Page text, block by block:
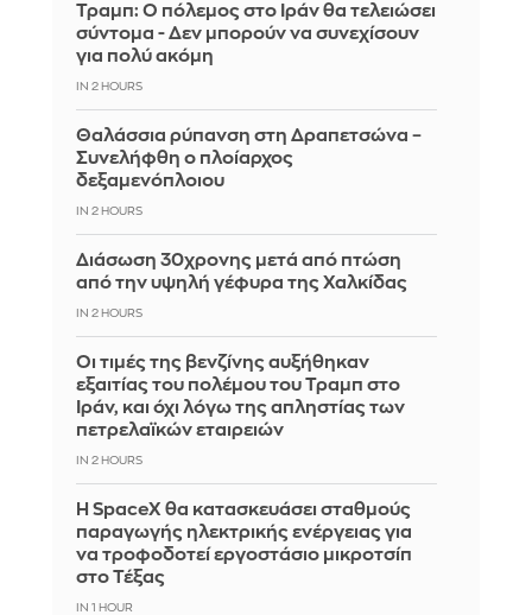
Τραμπ: Ο πόλεμος στο Ιράν θα τελειώσει
σύντομα - Δεν μπορούν να συνεχίσουν
για πολύ ακόμη
IN 2 HOURS
Θαλάσσια ρύπανση στη Δραπετσώνα –
Συνελήφθη ο πλοίαρχος
δεξαμενόπλοιου
IN 2 HOURS
Διάσωση 30χρονης μετά από πτώση
από την υψηλή γέφυρα της Χαλκίδας
IN 2 HOURS
Οι τιμές της βενζίνης αυξήθηκαν
εξαιτίας του πολέμου του Τραμπ στο
Ιράν, και όχι λόγω της απληστίας των
πετρελαϊκών εταιρειών
IN 2 HOURS
Η SpaceX θα κατασκευάσει σταθμούς
παραγωγής ηλεκτρικής ενέργειας για
να τροφοδοτεί εργοστάσιο μικροτσίπ
στο Τέξας
IN 1 HOUR